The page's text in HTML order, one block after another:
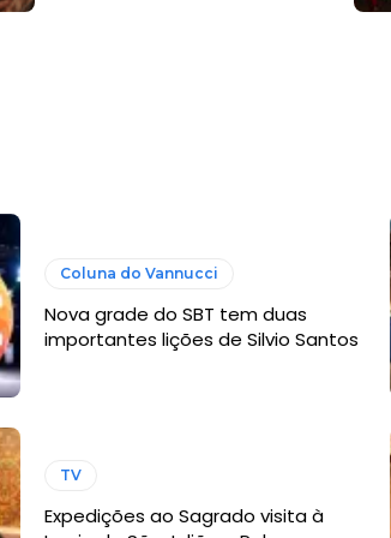
Coluna do Vannucci
Nova grade do SBT tem duas
importantes lições de Silvio Santos
TV
Expedições ao Sagrado visita à